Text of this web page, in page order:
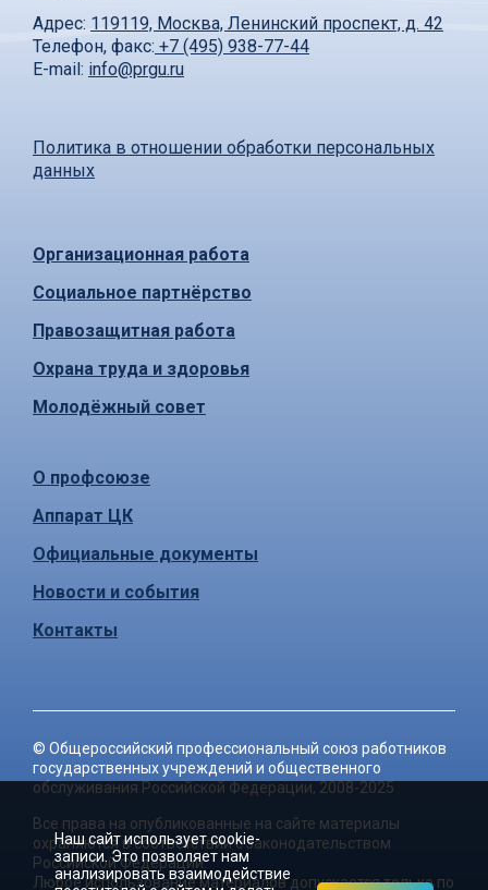
Адрес: 119119, Москва, Ленинский проспект, д. 42
Телефон, факс: +7 (495) 938-77-44
E-mail: info@prgu.ru
Политика в отношении обработки персональных
данных
Организационная работа
Социальное партнёрство
Правозащитная работа
Охрана труда и здоровья
Молодёжный совет
О профсоюзе
Аппарат ЦК
Официальные документы
Новости и события
Контакты
© Общероссийский профессиональный союз работников
государственных учреждений и общественного
обслуживания Российской Федерации, 2008-2025
Все права на опубликованные на сайте материалы
охраняются в соответствии с законодательством
Российской Федерации.
Любое использование материалов допускается только по
Наш сайт использует cookie-
записи. Это позволяет нам
анализировать взаимодействие